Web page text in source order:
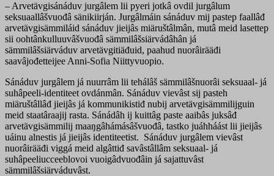
– Arvetävgisánáduv jurgâlem lii pyeri jotkâ ovdil jurgâlum
seksuaallâšvuođâ sänikiirján. Jurgâlmáin sánáduv mij pastep faallâđ
arvetävgisämmiláid sánáduv jieijâs miäruštâlmân, mutâ meid lasettep
sii oohtânkulluuvâšvuođâ sämmilâšsiärvádâhân já
sämmilâšsiärváduv arvetävgitiäđuid, paahud nuorâirääđi
saavâjođetteijee Anni-Sofia Niittyvuopio.
Sánáduv jurgâlem já nuurrâm lii tehálâš sämmilâšnuorâi seksuaal- já
suhâpeeli-identiteet ovdánmân. Sánáduv vievâst sij pasteh
miäruštâllâđ jieijâs já kommunikistiđ nubij arvetävgisämmilijguin
meid staatâraajij rasta. Sánádâh ij kuittâg paste aaibâs juksâđ
arvetävgisämmilij maaŋgâhámásâšvuođâ, tastko juáhháást lii jieijâs
uáinu alnestis já jieijâs identiteetist. Sánáduv jurgâlem vievâst
nuorâirääđi viggá meid algâttiđ savâstâllâm seksuaal- já
suhâpeeliucceeblovoi vuoigâdvuođâin já sajattuvâst
sämmilâšsiärváduvâst.